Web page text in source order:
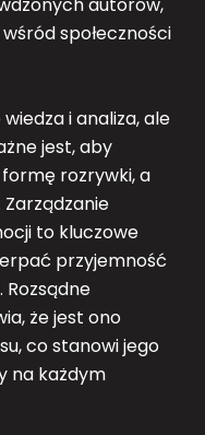
społeczności
i analiza, ale
jest, aby
rozrywki, a
to kluczowe
przyjemność
Rozsądne
że jest ono
co stanowi jego
na każdym